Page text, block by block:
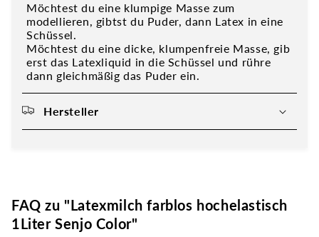
Möchtest du eine klumpige Masse zum
modellieren, gibtst du Puder, dann Latex in eine
Schüssel.
Möchtest du eine dicke, klumpenfreie Masse, gib
erst das Latexliquid in die Schüssel und rühre
dann gleichmäßig das Puder ein.
Hersteller
FAQ zu "Latexmilch farblos hochelastisch
1Liter Senjo Color"